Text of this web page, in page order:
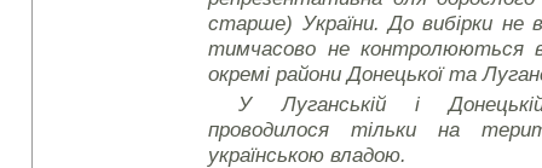
старше) України. До вибірки не
тимчасово не контролюються
окремі райони Донецької та
У Луганській і
проводилося тільки на
українською владою.